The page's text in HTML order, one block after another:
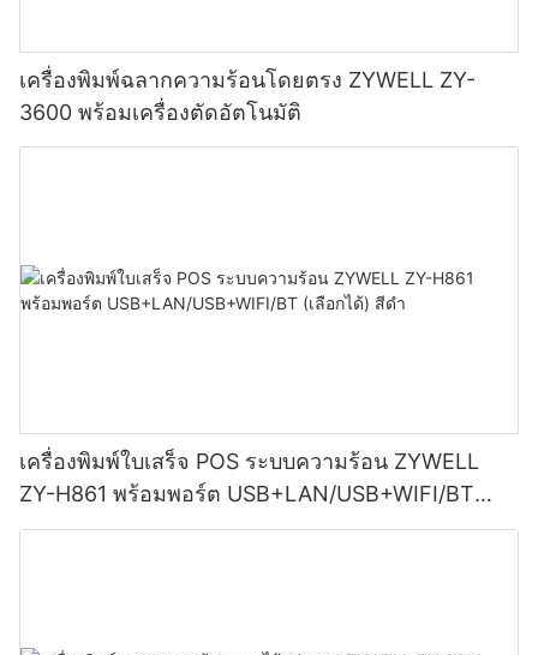
เครื่องพิมพ์ฉลากความร้อนโดยตรง ZYWELL ZY-
3600 พร้อมเครื่องตัดอัตโนมัติ
เครื่องพิมพ์ใบเสร็จ POS ระบบความร้อน ZYWELL
ZY-H861 พร้อมพอร์ต USB+LAN/USB+WIFI/BT
(เลือกได้) สีดำ